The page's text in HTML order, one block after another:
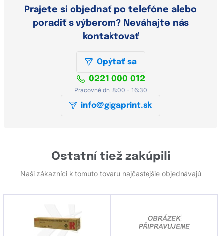
Prajete si objednať po telefóne alebo
poradiť s výberom? Neváhajte nás
kontaktovať
Opýtať sa
0221 000 012
Pracovné dni 8:00 - 16:30
info@gigaprint.sk
Ostatní tiež zakúpili
Naši zákazníci k tomuto tovaru najčastejšie objednávajú